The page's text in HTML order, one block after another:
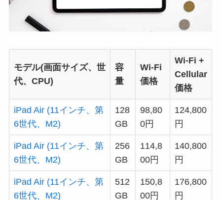
モデル(画面サイズ、世
代、CPU)
容
量
Wi-Fi
価格
Wi-Fi +
Cellular
価格
iPad Air (11インチ、第
6世代、M2)
128
GB
98,80
0円
124,800
円
iPad Air (11インチ、第
6世代、M2)
256
GB
114,8
00円
140,800
円
iPad Air (11インチ、第
6世代、M2)
512
GB
150,8
00円
176,800
円